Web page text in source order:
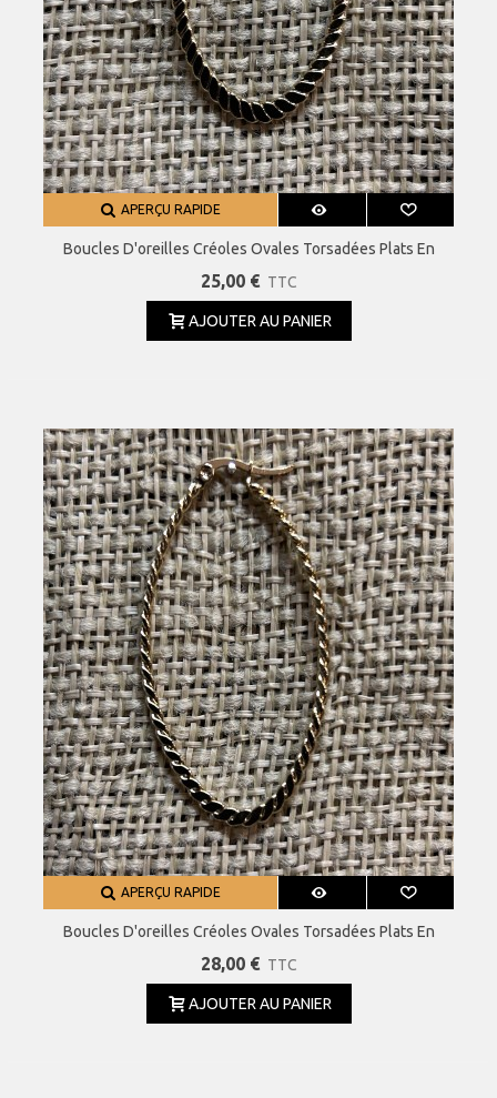
APERÇU RAPIDE
Boucles D'oreilles Créoles Ovales Torsadées Plats En
Acier Inoxydable 40 Mm
25,00 € TTC
AJOUTER AU PANIER
APERÇU RAPIDE
Boucles D'oreilles Créoles Ovales Torsadées Plats En
Acier Inoxydable 50 Mm
28,00 € TTC
AJOUTER AU PANIER